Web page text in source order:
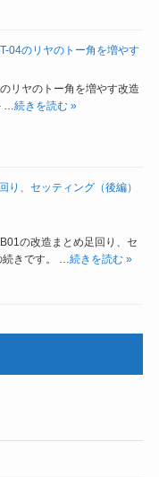
04のリヤのトー角を増やす
リヤのトー角を増やす改造
…続きを読む »
り、セッティング（後編）
の改造まとめ足回り、セ
続きです。 …続きを読む »